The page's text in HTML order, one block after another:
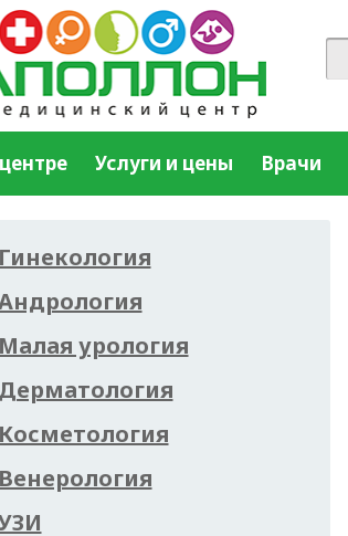
Услуги и цены Врачи
Гинекология
Малая урология
Дерматология
Косметология
Венерология